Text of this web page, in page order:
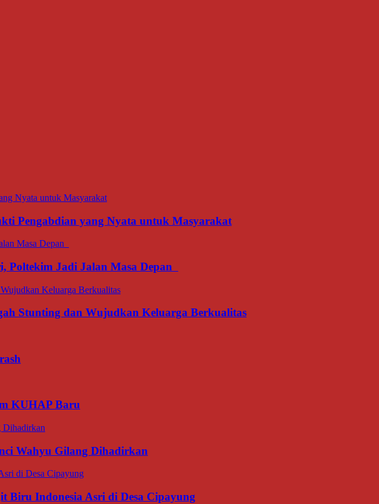
Pengabdian yang Nyata untuk Masyarakat
Poltekim Jadi Jalan Masa Depan
Stunting dan Wujudkan Keluarga Berkualitas
KUHAP Baru
Wahyu Gilang Dihadirkan
Biru Indonesia Asri di Desa Cipayung